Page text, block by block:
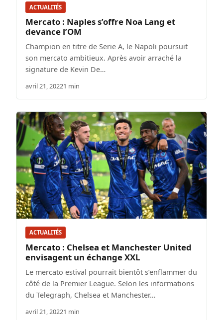
ACTUALITÉS
Mercato : Naples s’offre Noa Lang et
devance l’OM
Champion en titre de Serie A, le Napoli poursuit
son mercato ambitieux. Après avoir arraché la
signature de Kevin De…
avril 21, 20221 min
ACTUALITÉS
Mercato : Chelsea et Manchester United
envisagent un échange XXL
Le mercato estival pourrait bientôt s’enflammer du
côté de la Premier League. Selon les informations
du Telegraph, Chelsea et Manchester…
avril 21, 20221 min